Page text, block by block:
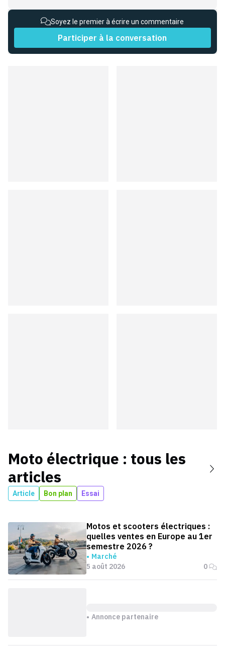
Soyez le premier à écrire un commentaire
Participer à la conversation
Moto électrique : tous les
articles
Article Bon plan Essai
Motos et scooters électriques :
quelles ventes en Europe au 1er
semestre 2026 ?
Marché
5 août 2026
0
Annonce partenaire